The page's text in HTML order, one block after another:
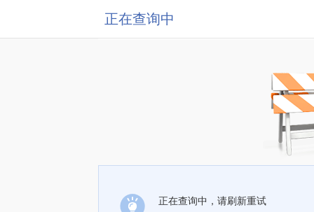
正在查询中
正在查询中，请刷新重试